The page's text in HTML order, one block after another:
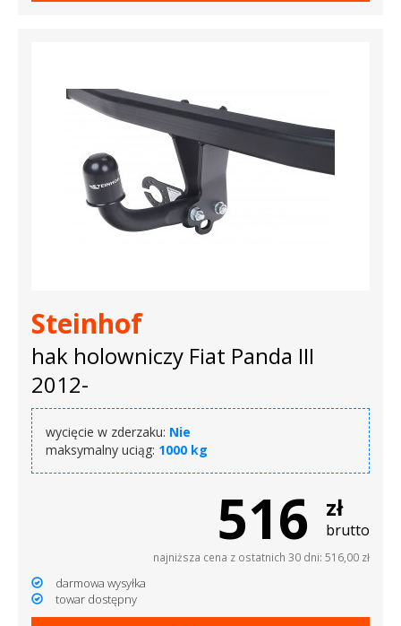
Steinhof
hak holowniczy Fiat Panda III
2012-
wycięcie w zderzaku: Nie
maksymalny uciąg: 1000 kg
516 zł
brutto
najniższa cena z ostatnich 30 dni: 516,00 zł
darmowa wysyłka
towar dostępny